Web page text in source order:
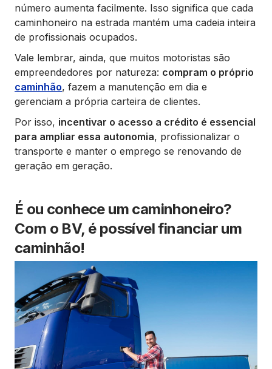
número aumenta facilmente. Isso significa que cada
caminhoneiro na estrada mantém uma cadeia inteira
de profissionais ocupados.
Vale lembrar, ainda, que muitos motoristas são
empreendedores por natureza: compram o próprio
caminhão, fazem a manutenção em dia e
gerenciam a própria carteira de clientes.
Por isso, incentivar o acesso a crédito é essencial
para ampliar essa autonomia, profissionalizar o
transporte e manter o emprego se renovando de
geração em geração.
É ou conhece um caminhoneiro?
Com o BV, é possível financiar um
caminhão!